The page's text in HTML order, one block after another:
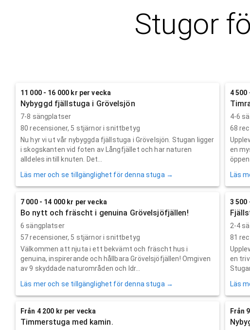
Stugor
11 000 - 16 000 kr per vecka
Nybyggd fjällstuga i Grövelsjön
7-8 sängplatser
80 recensioner, 5 stjärnor i snittbetyg
Nu hyr vi ut vår nybyggda fjällstuga i Grövelsjön. Stugan ligger
i skogskanten vid foten av Långfjället och har naturen
alldeles intill knuten. Det...
Läs mer och se tillgänglighet för denna stuga →
4 500
4-6
68
en
Läs
7 000 - 14 000 kr per vecka
Bo nytt och fräscht i genuina Grövelsjöfjällen!
6 sängplatser
57recensioner, 5 stjärnor i snittbetyg
Välkommen att njuta i ett bekvämt och fräscht hus i
genuina, inspirerande och hållbara Grövelsjöfjällen! Omgiven
av 9 skyddade naturområden och Idr...
Läs mer och se tillgänglighet för denna stuga →
3 500
2-4
81
en
Läs
Från 4 200 kr per vecka
Timmerstuga med kamin.
Från